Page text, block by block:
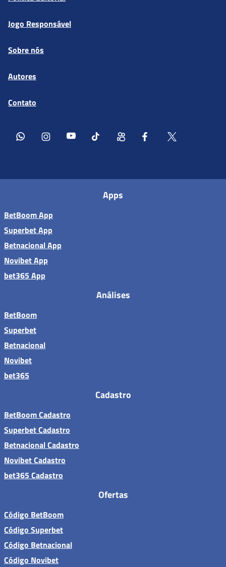
Jogo Responsável
Sobre nós
Autores
Contato
Apps
BetBoom App
Superbet App
Betnacional App
Novibet App
bet365 App
Análises
BetBoom
Superbet
Betnacional
Novibet
bet365
Cadastro
BetBoom Cadastro
Superbet Cadastro
Betnacional Cadastro
Novibet Cadastro
bet365 Cadastro
Ofertas
Código BetBoom
Código Superbet
Código Betnacional
Código Novibet